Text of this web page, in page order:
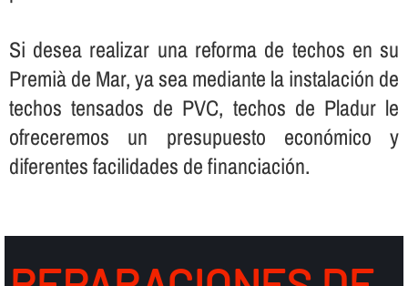
Si desea realizar una reforma de techos en su
Premià de Mar, ya sea mediante la instalación de
techos tensados de PVC, techos de Pladur le
ofreceremos un presupuesto económico y
diferentes facilidades de financiación.